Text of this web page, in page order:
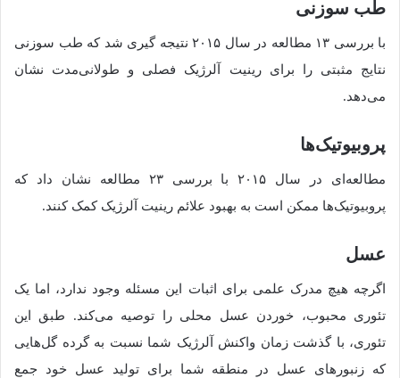
طب سوزنی
با بررسی ۱۳ مطالعه در سال ۲۰۱۵ نتیجه گیری شد که طب سوزنی
نتایج مثبتی را برای رینیت آلرژیک فصلی و طولانی‌مدت نشان
می‌دهد.
پروبیوتیک‌ها
مطالعه‌ای در سال ۲۰۱۵ با بررسی ۲۳ مطالعه نشان داد که
پروبیوتیک‌ها ممکن است به بهبود علائم رینیت آلرژیک کمک کنند.
عسل
اگرچه هیچ مدرک علمی برای اثبات این مسئله وجود ندارد، اما یک
تئوری محبوب، خوردن عسل محلی را توصیه می‌کند. طبق این
تئوری، با گذشت زمان واکنش آلرژیک شما نسبت به گرده گل‌هایی
که زنبورهای عسل در منطقه شما برای تولید عسل خود جمع